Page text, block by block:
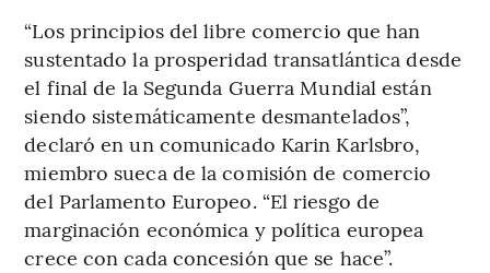
“Los principios del libre comercio que han
sustentado la prosperidad transatlántica desde
el final de la Segunda Guerra Mundial están
siendo sistemáticamente desmantelados”,
declaró en un comunicado Karin Karlsbro,
miembro sueca de la comisión de comercio
del Parlamento Europeo. “El riesgo de
marginación económica y política europea
crece con cada concesión que se hace”.